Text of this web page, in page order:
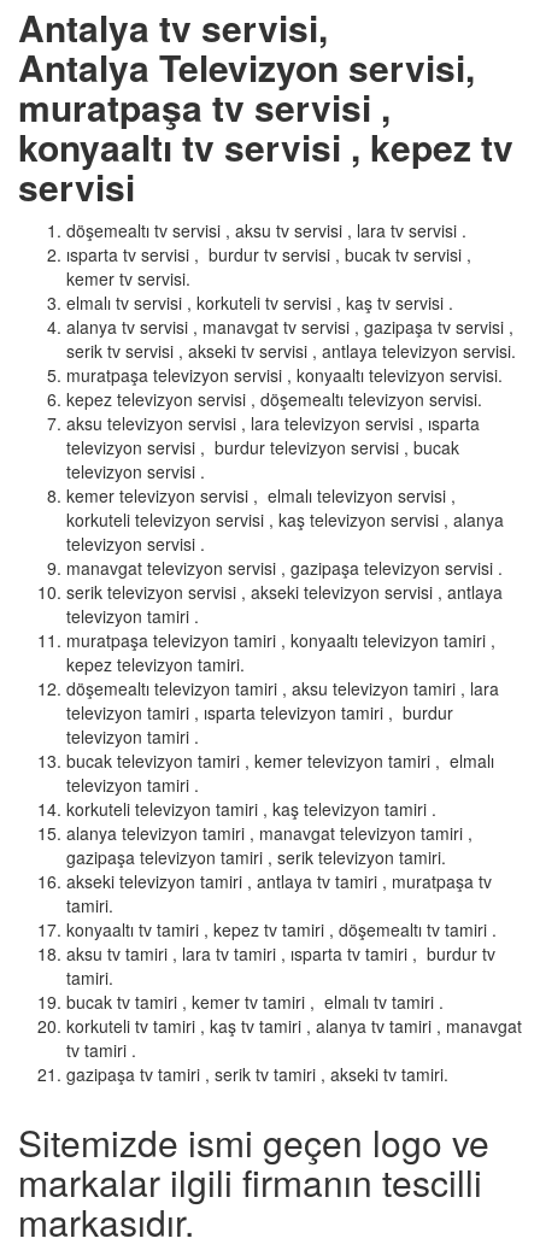
Antalya tv servisi,
Antalya Televizyon servisi,
muratpaşa tv servisi ,
konyaaltı tv servisi , kepez tv
servisi
döşemealtı tv servisi , aksu tv servisi , lara tv servisi .
ısparta tv servisi , burdur tv servisi , bucak tv servisi ,
kemer tv servisi.
elmalı tv servisi , korkuteli tv servisi , kaş tv servisi .
alanya tv servisi , manavgat tv servisi , gazipaşa tv servisi ,
serik tv servisi , akseki tv servisi , antlaya televizyon servisi.
muratpaşa televizyon servisi , konyaaltı televizyon servisi.
kepez televizyon servisi , döşemealtı televizyon servisi.
aksu televizyon servisi , lara televizyon servisi , ısparta
televizyon servisi , burdur televizyon servisi , bucak
televizyon servisi .
kemer televizyon servisi , elmalı televizyon servisi ,
korkuteli televizyon servisi , kaş televizyon servisi , alanya
televizyon servisi .
manavgat televizyon servisi , gazipaşa televizyon servisi .
serik televizyon servisi , akseki televizyon servisi , antlaya
televizyon tamiri .
muratpaşa televizyon tamiri , konyaaltı televizyon tamiri ,
kepez televizyon tamiri.
döşemealtı televizyon tamiri , aksu televizyon tamiri , lara
televizyon tamiri , ısparta televizyon tamiri , burdur
televizyon tamiri .
bucak televizyon tamiri , kemer televizyon tamiri , elmalı
televizyon tamiri .
korkuteli televizyon tamiri , kaş televizyon tamiri .
alanya televizyon tamiri , manavgat televizyon tamiri ,
gazipaşa televizyon tamiri , serik televizyon tamiri.
akseki televizyon tamiri , antlaya tv tamiri , muratpaşa tv
tamiri.
konyaaltı tv tamiri , kepez tv tamiri , döşemealtı tv tamiri .
aksu tv tamiri , lara tv tamiri , ısparta tv tamiri , burdur tv
tamiri.
bucak tv tamiri , kemer tv tamiri , elmalı tv tamiri .
korkuteli tv tamiri , kaş tv tamiri , alanya tv tamiri , manavgat
tv tamiri .
gazipaşa tv tamiri , serik tv tamiri , akseki tv tamiri.
Sitemizde ismi geçen logo ve
markalar ilgili firmanın tescilli
markasıdır.